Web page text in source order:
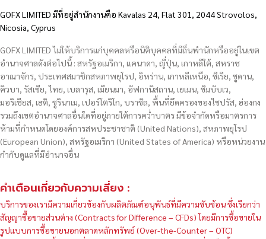
GOFX LIMITED มีที่อยู่สำนักงานคือ Kavalas 24, Flat 301, 2044 Strovolos,
Nicosia, Cyprus
GOFX LIMITED ไม่ให้บริการแก่บุคคลหรือนิติบุคคลที่มีถิ่นพำนักหรืออยู่ในเขต
อำนาจศาลดังต่อไปนี้ : สหรัฐอเมริกา, แคนาดา, ญี่ปุ่น, เกาหลีใต้, สหราช
อาณาจักร, ประเทศสมาชิกสหภาพยุโรป, อิหร่าน, เกาหลีเหนือ, ซีเรีย, ซูดาน,
คิวบา, รัสเซีย, ไทย, เบลารุส, เมียนมา, อัฟกานิสถาน, เยเมน, ซิมบับเว,
มอริเชียส, เฮติ, ซูรินาเม, เปอร์โตริโก, บราซิล, พื้นที่ยึดครองของไซปรัส, ฮ่องกง
รวมถึงเขตอำนาจศาลอื่นใดที่อยู่ภายใต้การคว่ำบาตร มีข้อจำกัดหรือมาตรการ
ห้ามที่กำหนดโดยองค์การสหประชาชาติ (United Nations), สหภาพยุโรป
(European Union), สหรัฐอเมริกา (United States of America) หรือหน่วยงาน
กำกับดูแลที่มีอำนาจอื่น
คำเตือนเกี่ยวกับความเสี่ยง :
บริการของเรามีความเกี่ยวข้องกับผลิตภัณฑ์อนุพันธ์ที่มีความซับซ้อน ซึ่งเรียกว่า
สัญญาซื้อขายส่วนต่าง (Contracts for Difference – CFDs) โดยมีการซื้อขายใน
รูปแบบการซื้อขายนอกตลาดหลักทรัพย์ (Over-the-Counter – OTC)